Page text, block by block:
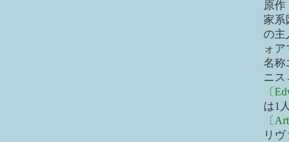
原作
家系
の主
ォ
名称
ニス
〔
は1
〔
リ